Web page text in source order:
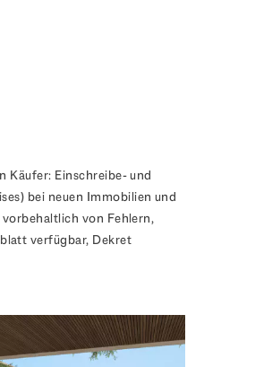
Käufer: Einschreibe- und
bei neuen Immobilien und
von Fehlern,
verfügbar, Dekret